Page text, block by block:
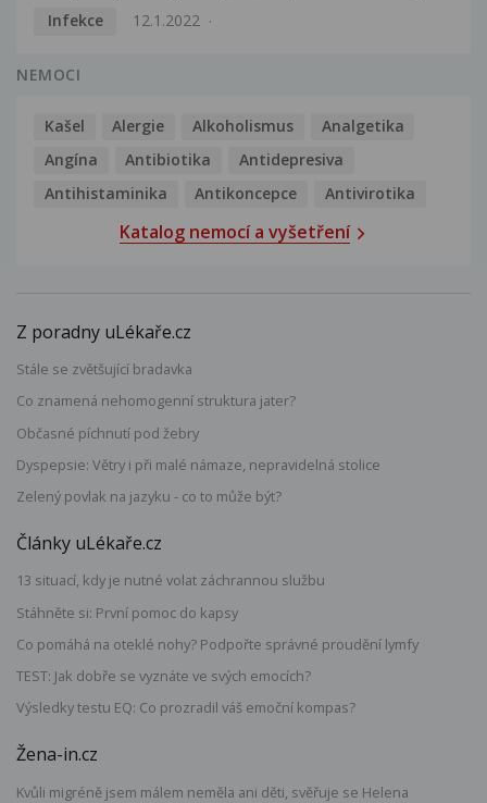
Infekce
12.1.2022
NEMOCI
Kašel Alergie Alkoholismus
Analgetika
Angína
Antibiotika
Antidepresiva
Antihistaminika
Antikoncepce Antivirotika
Katalog nemocí a vyšetření
Z poradny uLékaře.cz
Stále se zvětšující bradavka
Co znamená nehomogenní struktura jater?
Občasné píchnutí pod žebry
Dyspepsie: Větry i při malé námaze, nepravidelná stolice
Zelený povlak na jazyku - co to může být?
Články uLékaře.cz
13 situací, kdy je nutné volat záchrannou službu
Stáhněte si: První pomoc do kapsy
Co pomáhá na oteklé nohy? Podpořte správné proudění lymfy
TEST: Jak dobře se vyznáte ve svých emocích?
Výsledky testu EQ: Co prozradil váš emoční kompas?
Žena-in.cz
Kvůli migréně jsem málem neměla ani děti, svěřuje se Helena